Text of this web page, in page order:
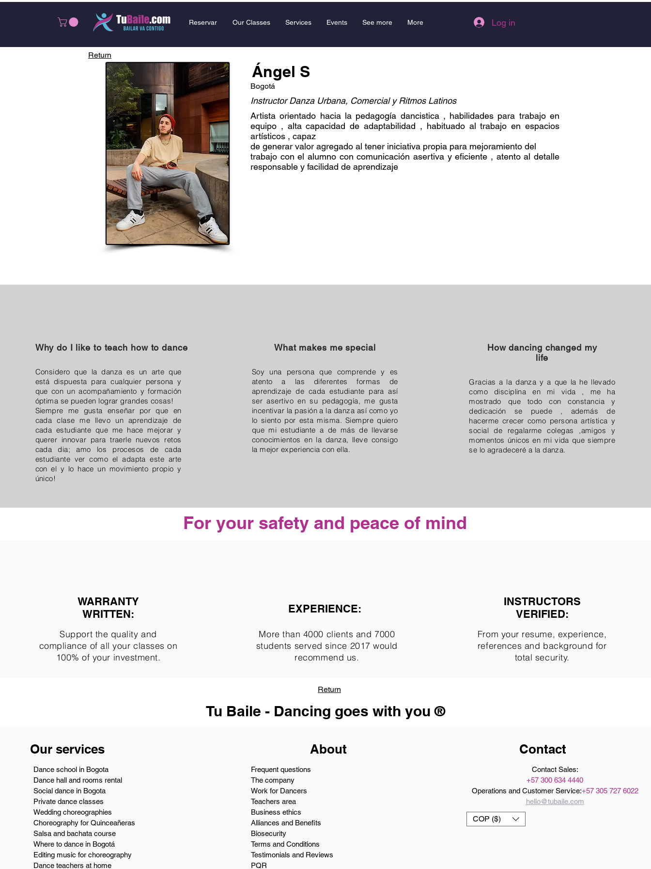
Reservar Our Classes Services Events See more More Log in
Ángel S
Bogotá
Instructor Danza Urbana, Comercial y Ritmos Latinos
Artista orientado hacia la pedagogía dancistica , habilidades para trabajo en
equipo , alta capacidad de adaptabilidad , habituado al trabajo en espacios
artísticos , capaz
de generar valor agregado al tener iniciativa propia para mejoramiento del
trabajo con el alumno con comunicación asertiva y eficiente , atento al detalle
responsable y facilidad de aprendizaje
Return
Why do I like to teach how to dance
Considero que la danza es un arte que
está dispuesta para cualquier persona y
que con un acompañamiento y formación
óptima se pueden lograr grandes cosas!
Siempre me gusta enseñar por que en
cada clase me llevo un aprendizaje de
cada estudiante que me hace mejorar y
querer innovar para traerle nuevos retos
cada dia; amo los procesos de cada
estudiante ver como el adapta este arte
con el y lo hace un movimiento propio y
único!
What makes me special
Soy una persona que comprende y es
atento a las diferentes formas de
aprendizaje de cada estudiante para así
ser asertivo en su pedagogía, me gusta
incentivar la pasión a la danza así como yo
lo siento por esta misma. Siempre quiero
que mi estudiante a de más de llevarse
conocimientos en la danza, lleve consigo
la mejor experiencia con ella.
How dancing changed my
life
Gracias a la danza y a que la he llevado
como disciplina en mi vida , me ha
mostrado que todo con constancia y
dedicación se puede , además de
hacerme crecer como persona artística y
social de regalarme colegas ,amigos y
momentos únicos en mi vida que siempre
se lo agradeceré a la danza.
For your safety and peace of mind
WARRANTY
WRITTEN:
Support the quality and
compliance of all your classes on
100% of your investment.
EXPERIENCE:
More than 4000 clients and 7000
students served since 2017 would
recommend us.
INSTRUCTORS
VERIFIED:
From your resume, experience,
references and background for
total security.
Return
Tu Baile - Dancing goes with you ®
Our services
Dance school in Bogota
Dance hall and rooms rental
Social dance in Bogota
Private dance classes
Wedding choreographies
Choreography for Quinceañeras
Salsa and bachata course
Where to dance in Bogotá
Editing music for choreography
Dance teachers at home
About
Frequent questions
The company
Work for Dancers
Teachers area
Business ethics
Alliances and Benefits
Biosecurity
Terms and Conditions
Testimonials and Reviews
PQR
Contact
Contact Sales:
+57 300 634 4440
Operations and Customer Service:+57 305 727 6022
hello@tubaile.com
COP ($)